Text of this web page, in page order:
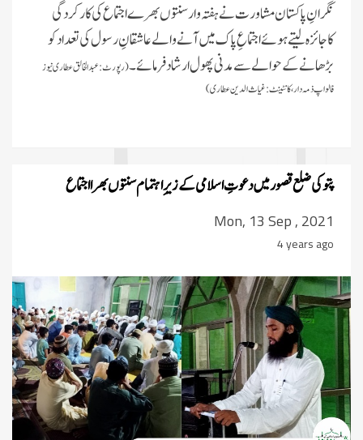
نگرانِ پاکستان مشاورت نے ہفتہ وار سنتوں بھرے اجتماع کی کار کردگی
کاجائزہ لیتے ہوئے اجتماعِ پاک میں آنے والے عاشقانِ رسول کی تعداد کو
بڑھانے کے حوالے سے مدنی پھول ارشاد فرمائے۔(رپورٹ:عبدالخالق عطاری نیوز
فالواپ ذمہ دار، کانٹینٹ:غیاث الدین عطاری)
پتوکی ضلع قصور میں دعوتِ اسلامی کے زیرِ اہتمام سنتوں بھرا اجتماع
Mon, 13 Sep , 2021
4 years ago
جامعۃ المدینہ بوائز فیضانِ غریب نواز
میں طلبہ کو اشاروں کی زبان سکھائی گئی
اسپیشل پرسنز ڈیپارٹمنٹ کے تحت 3
دن کا قافلہ، دینی احکام اور سنتوں کی